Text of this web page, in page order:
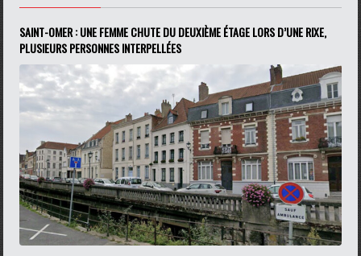
SAINT-OMER : UNE FEMME CHUTE DU DEUXIÈME ÉTAGE LORS D’UNE RIXE,
PLUSIEURS PERSONNES INTERPELLÉES